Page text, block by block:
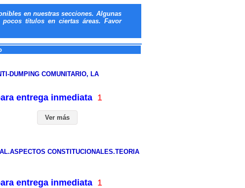
en nuestras secciones. Algunas
títulos en ciertas áreas. Favor
DUMPING COMUNITARIO, LA
entrega inmediata 1
Ver más
CONSTITUCIONALES.TEORIA
entrega inmediata 1